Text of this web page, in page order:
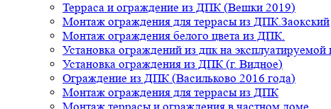
Терраса и ограждение из ДПК (Вешки 2019)
Монтаж ограждения для террасы из ДПК.Заокский
Монтаж ограждения белого цвета из ДПК.
Установка ограждений из дпк на эксплуатируемой
Установка ограждения из ДПК (г. Видное)
Ограждение из ДПК (Васильково 2016 года)
Монтаж ограждения для террасы из ДПК